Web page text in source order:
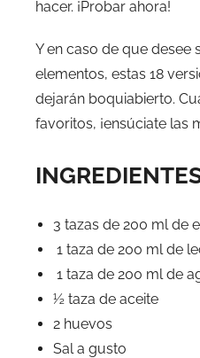
hacer. ¡Probar ahora!
Y en caso de que desee
elementos, estas 18
dejarán boquiabierto.
favoritos, ¡ensúciate las
3 tazas de 200 ml de
1 taza de 200 ml de
1 taza de 200 ml de
½ taza de aceite
2 huevos
Sal a gusto